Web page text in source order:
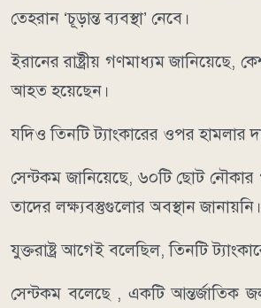
তেহরান ‘চূড়ান্ত ব্যবস্থা’ নেবে।
ইরানের রাষ্ট্রীয় গণমাধ্যম
আহত হয়েছেন।
যদিও তিনটি ট্যাংকারের ওপর হামলার
সেন্টকম জানিয়েছে, ৬০টি ছোট নৌকার
তাদের লক্ষ্যবস্তুগুলোর অবস্থান জানায়নি।
যুক্তরাষ্ট্র আগেই বলেছিল, তিনটি
সেন্টকম বলেছে , একটি আন্তর্জাতিক